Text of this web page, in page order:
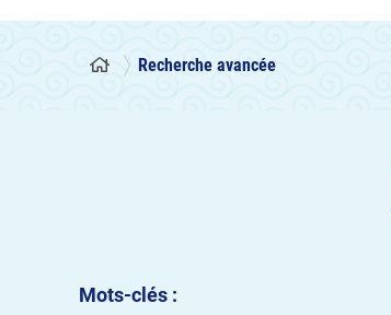
Recherche avancée
Mots-clés :